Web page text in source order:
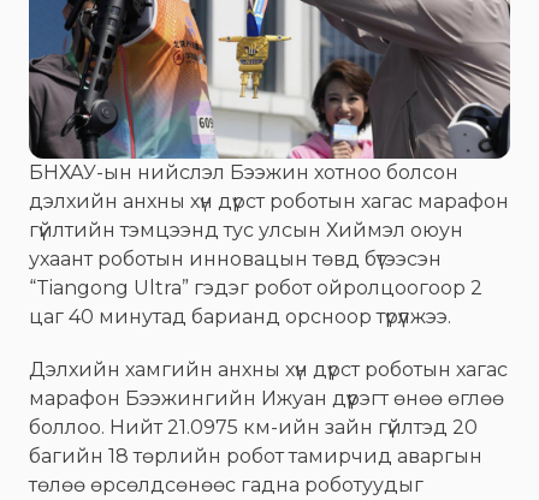
БНХАУ-ын нийслэл Бээжин хотноо болсон
дэлхийн анхны хүн дүрст роботын хагас марафон
гүйлтийн тэмцээнд тус улсын Хиймэл оюун
ухаант роботын инновацын төвд бүтээсэн
“Tiangong Ultra” гэдэг робот ойролцоогоор 2
цаг 40 минутад барианд орсноор түрүүлжээ.
Дэлхийн хамгийн анхны хүн дүрст роботын хагас
марафон Бээжингийн Ижуан дүүрэгт өнөө өглөө
боллоо. Нийт 21.0975 км-ийн зайн гүйлтэд 20
багийн 18 төрлийн робот тамирчид аваргын
төлөө өрсөлдсөнөөс гадна роботуудыг